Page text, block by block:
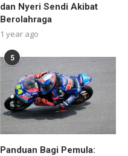
dan Nyeri Sendi Akibat
Berolahraga
1 year ago
5
Panduan Bagi Pemula: